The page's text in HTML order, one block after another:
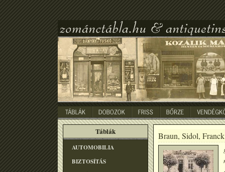
Táblák
AUTOMOBILIA
BIZTOSÍTÁS
Braun, Sidol, Franck